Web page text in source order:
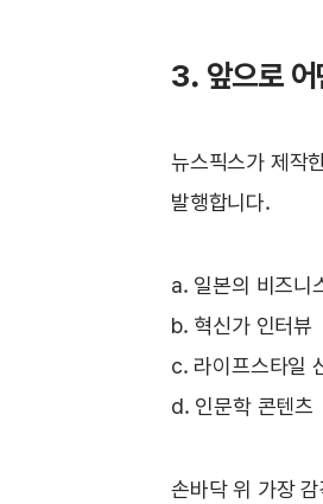
3. 앞으로
뉴스픽스가 제작
발행합니다.
a. 일본의 비즈니
b. 혁신가 인터뷰
c. 라이프스타일
d. 인문학 콘텐츠
손바닥 위 가장